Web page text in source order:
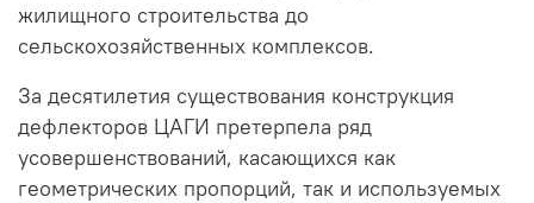
жилищного строительства до
сельскохозяйственных комплексов.
За десятилетия существования конструкция
дефлекторов ЦАГИ претерпела ряд
усовершенствований, касающихся как
геометрических пропорций, так и используемых